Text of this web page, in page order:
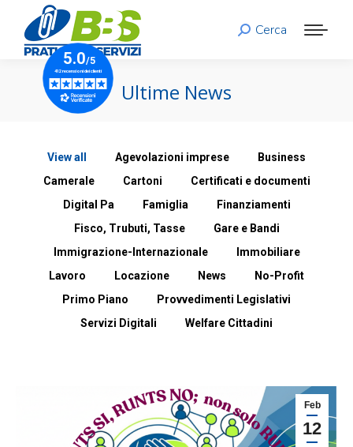
Search:
Cerca
Ultime News
View all Agevolazioni imprese
Business
Camerale
Cartoni
Certificati e documenti
Digital Pa
Famiglia
Finanziamenti
Fisco, Trubuti, Tasse
Gare e Bandi
Immigrazione-Internazionale
Immobiliare
Lavoro
Locazione News
No-Profit
Primo Piano
Provvedimenti Legislativi
Servizi Digitali
Welfare Cittadini
Feb
12